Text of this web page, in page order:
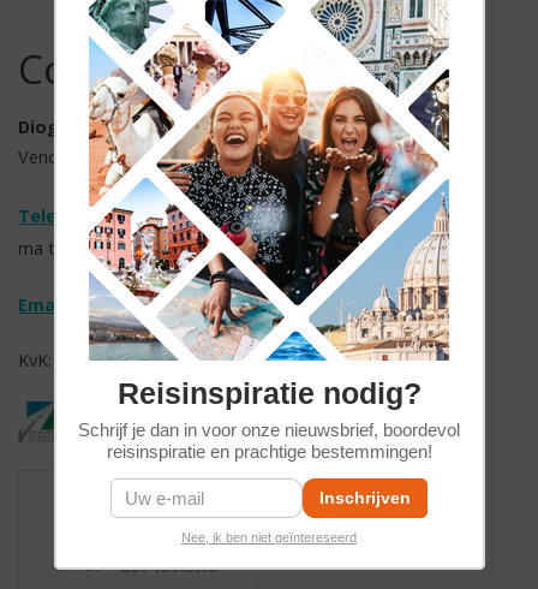
Contact opnemen
Diogenes Reizen
Vendelier 61, 3905 PD Veenendaal
Telefoonnummer: 088-1030700
ma t/m vr 09.00 - 17:00 uur
Email: info@diogenesreizen.nl
KvK: 30060880 // BTW nr. NL826428782 B01
9 / 10 207 reviews
Reisinspiratie nodig?
Schrijf je dan in voor onze nieuwsbrief, boordevol
reisinspiratie en prachtige bestemmingen!
Nee, ik ben niet geïntereseerd